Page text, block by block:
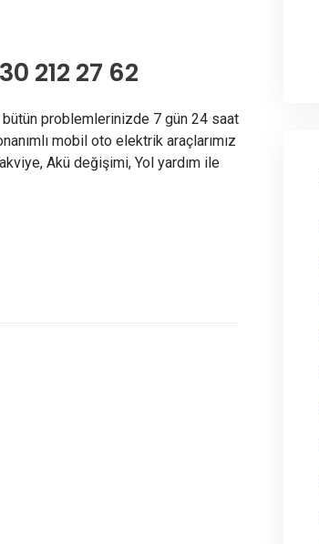
212 27 62
bütün problemlerinizde 7 gün 24 saat
mobil oto elektrik araçlarımız
Akü değişimi, Yol yardım ile